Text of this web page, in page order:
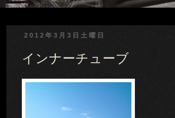
2012年3月3日土曜日
インナーチューブ